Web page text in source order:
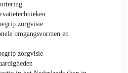
zorgvisie
omgangsvormen en
zorgvisie